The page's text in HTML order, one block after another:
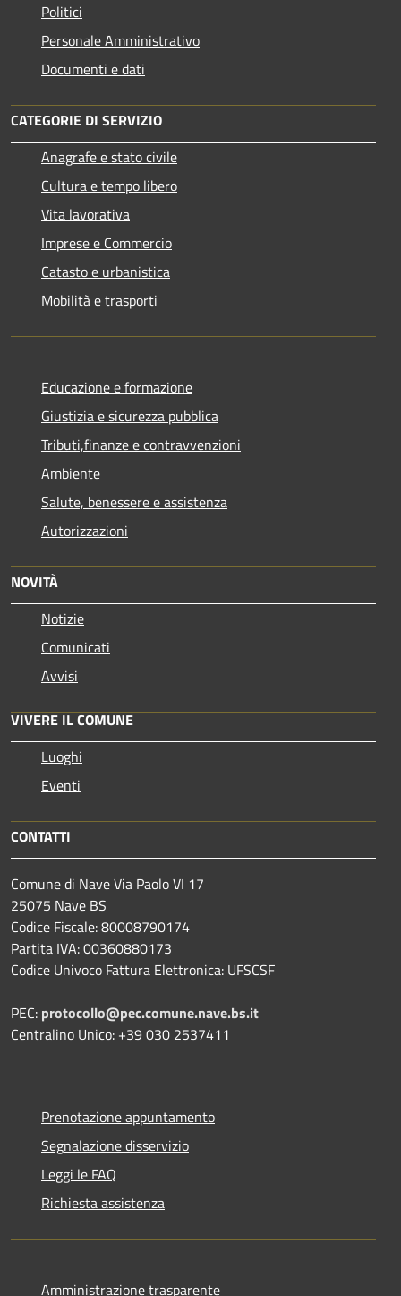
Politici
Personale Amministrativo
Documenti e dati
CATEGORIE DI SERVIZIO
Anagrafe e stato civile
Cultura e tempo libero
Vita lavorativa
Imprese e Commercio
Catasto e urbanistica
Mobilità e trasporti
Educazione e formazione
Giustizia e sicurezza pubblica
Tributi,finanze e contravvenzioni
Ambiente
Salute, benessere e assistenza
Autorizzazioni
NOVITÀ
Notizie
Comunicati
Avvisi
VIVERE IL COMUNE
Luoghi
Eventi
CONTATTI
Comune di Nave Via Paolo VI 17
25075 Nave BS
Codice Fiscale: 80008790174
Partita IVA: 00360880173
Codice Univoco Fattura Elettronica: UFSCSF
PEC: protocollo@pec.comune.nave.bs.it
Centralino Unico: +39 030 2537411
Prenotazione appuntamento
Segnalazione disservizio
Leggi le FAQ
Richiesta assistenza
Amministrazione trasparente